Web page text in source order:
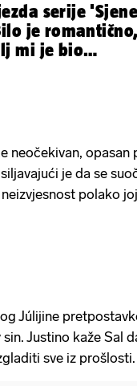
serije 'Sjene
je romantično,
mi je bio
neočekivan, opasan
je da se
polako
Júlijine
Justino kaže Sal
sve iz prošlosti.